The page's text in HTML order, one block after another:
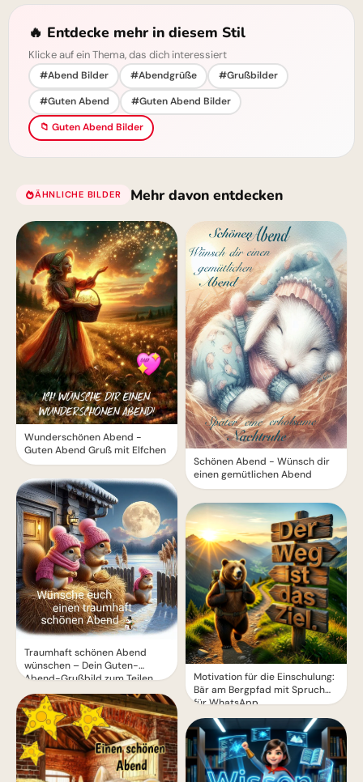
🔥 Entdecke mehr in diesem Stil
Klicke auf ein Thema, das dich interessiert
#Abend Bilder #Abendgrüße
#Grußbilder
#Guten Abend
#Guten Abend Bilder
📁 Guten Abend Bilder
ÄHNLICHE BILDER Mehr davon entdecken
Wunderschönen Abend -
Guten Abend Gruß mit Elfchen
Traumhaft schönen Abend
wünschen – Dein Guten-
Abend-Grußbild zum Teilen
Schönen Abend - Wünsch dir
einen gemütlichen Abend
Motivation für die Einschulung:
Bär am Bergpfad mit Spruch
für WhatsApp